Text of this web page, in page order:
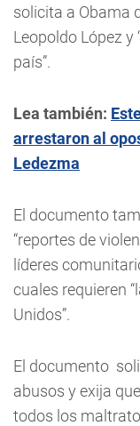
solicita a Obama
Leopoldo López y
país”.
Lea también:
arrestaron al
Ledezma
El documento
“reportes de
líderes
cuales requieren
Unidos”.
El documento
abusos y exija
todos los